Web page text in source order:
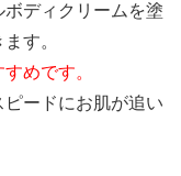
ディクリームを塗
す。
めです。
ードにお肌が追い